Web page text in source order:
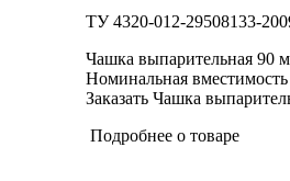
ТУ 4320-012-29508133-
Чашка выпарительная 90
Номинальная
Заказать Чашка
Подробнее о товаре